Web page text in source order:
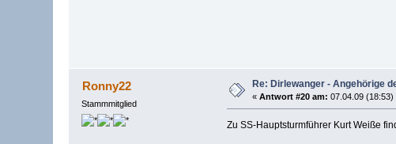
Ronny22
Stammmitglied
Re: Dirlewanger - Angehörige
«Antwort #20 am: 07.04.09 (18:53)
Zu SS-Hauptsturmführer Kurt Weiße